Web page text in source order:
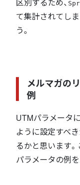
て集計されてし
う。
メルマガの
例
UTMパラメータ
ように設定すべ
るかと思います
パラメータの例